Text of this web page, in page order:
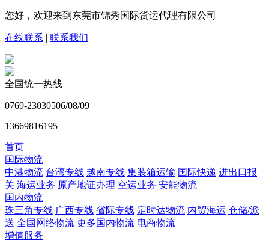
您好，欢迎来到东莞市锦秀国际货运代理有限公司
在线联系 | 联系我们
全国统一热线
0769-23030506/08/09
13669816195
首页
国际物流
中港物流 台湾专线 越南专线 集装箱运输 国际快递 进出口报
关 海运业务 原产地证办理 空运业务 安能物流
国内物流
珠三角专线 广西专线 省际专线 定时达物流 内贸海运 仓储/派
送 全国网络物流 更多国内物流 电商物流
增值服务